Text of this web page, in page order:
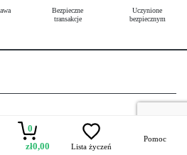
Bezpieczne
transakcje
Uczynione
bezpiecznym
0
zł0,00 Lista życzeń
Pomoc